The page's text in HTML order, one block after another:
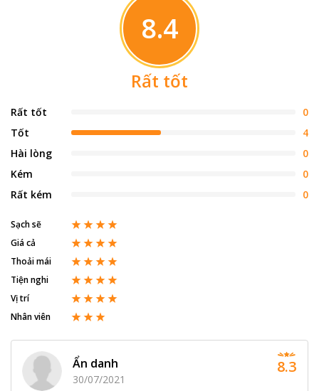
8.4
Rất tốt
Rất tốt
0
Tốt
4
Hài lòng
0
Kém
0
Rất kém
0
Sạch sẽ
Giá cả
Thoải mái
Tiện nghi
Vị trí
Nhân viên
Ẩn danh
30/07/2021
8.3